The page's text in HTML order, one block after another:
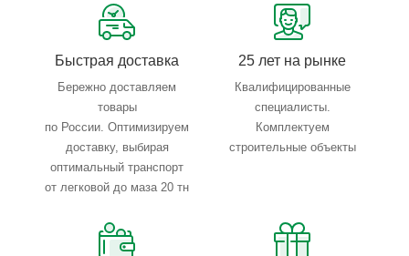
Быстрая доставка
Бережно доставляем
товары
по России. Оптимизируем
доставку, выбирая
оптимальный транспорт
от легковой до маза 20 тн
25 лет на рынке
Квалифицированные
специалисты.
Комплектуем
строительные объекты